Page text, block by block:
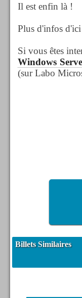
Il est enfin là !
Plus d'infos
Si vous êtes
Windows
(sur Labo
Billets Similaires